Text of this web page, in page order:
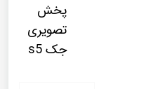
پخش
تصویری
جک s5